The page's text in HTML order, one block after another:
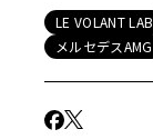
LE VOLANT LAB
メルセデスAMG